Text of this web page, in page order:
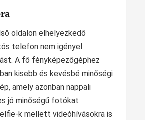
oldalon elhelyezkedő
telefon nem igényel
A fő fényképezőgéphez
kisebb és kevésbé minőségi
amely azonban nappali
jó minőségű fotókat
k mellett videóhívásokra is